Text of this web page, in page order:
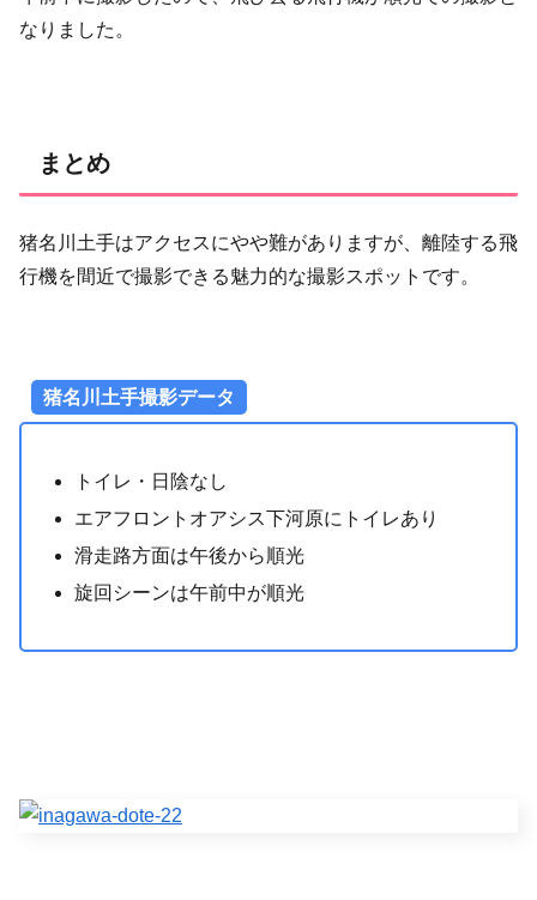
なりました。
まとめ
猪名川土手はアクセスにやや難がありますが、離陸する飛
行機を間近で撮影できる魅力的な撮影スポットです。
猪名川土手撮影データ
トイレ・日陰なし
エアフロントオアシス下河原にトイレあり
滑走路方面は午後から順光
旋回シーンは午前中が順光